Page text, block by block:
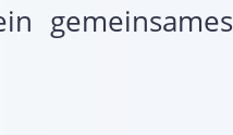
gemeinsames